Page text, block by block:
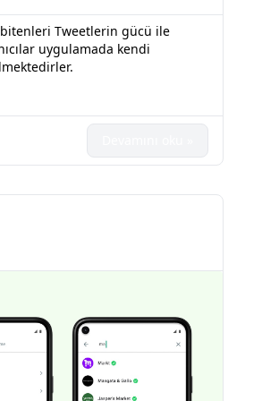
Tweetlerin gücü ile
uygulamada kendi